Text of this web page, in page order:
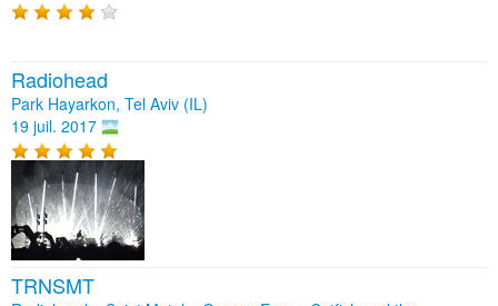
Radiohead
Park Hayarkon, Tel Aviv (IL)
19 juil. 2017
TRNSMT